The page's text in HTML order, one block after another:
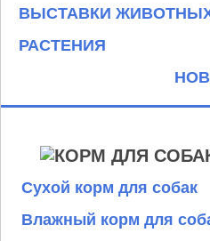
ВЫСТАВКИ
РАСТЕНИЯ
Сухой корм для собак
Влажный корм для